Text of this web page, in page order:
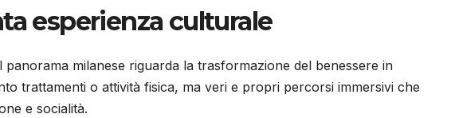
esperienza culturale
panorama milanese riguarda la trasformazione del benessere in
trattamenti o attività fisica, ma veri e propri percorsi immersivi che
e socialità.